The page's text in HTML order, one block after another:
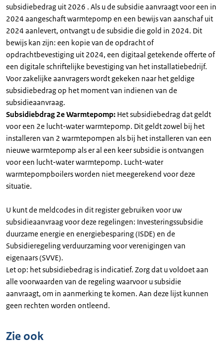
subsidiebedrag uit 2026 . Als u de subsidie aanvraagt voor een in
2024 aangeschaft warmtepomp en een bewijs van aanschaf uit
2024 aanlevert, ontvangt u de subsidie die gold in 2024. Dit
bewijs kan zijn: een kopie van de opdracht of
opdrachtbevestiging uit 2024, een digitaal getekende offerte of
een digitale schriftelijke bevestiging van het installatiebedrijf.
Voor zakelijke aanvragers wordt gekeken naar het geldige
subsidiebedrag op het moment van indienen van de
subsidieaanvraag.
Subsidiebdrag 2e Warmtepomp: Het subsidiebedrag dat geldt
voor een 2e lucht-water warmtepomp. Dit geldt zowel bij het
installeren van 2 warmtepompen als bij het installeren van een
nieuwe warmtepomp als er al een keer subsidie is ontvangen
voor een lucht-water warmtepomp. Lucht-water
warmtepompboilers worden niet meegerekend voor deze
situatie.
U kunt de meldcodes in dit register gebruiken voor uw
subsidieaanvraag voor deze regelingen: Investeringssubsidie
duurzame energie en energiebesparing (ISDE) en de
Subsidieregeling verduurzaming voor verenigingen van
eigenaars (SVVE).
Let op: het subsidiebedrag is indicatief. Zorg dat u voldoet aan
alle voorwaarden van de regeling waarvoor u subsidie
aanvraagt, om in aanmerking te komen. Aan deze lijst kunnen
geen rechten worden ontleend.
Zie ook